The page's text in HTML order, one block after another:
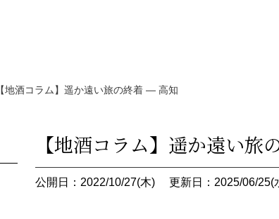
【地酒コラム】遥か遠い旅の終着 ― 高知
【地酒コラム】遥か遠い
公開日：2022/10/27(木) 更新日：2025/06/25(